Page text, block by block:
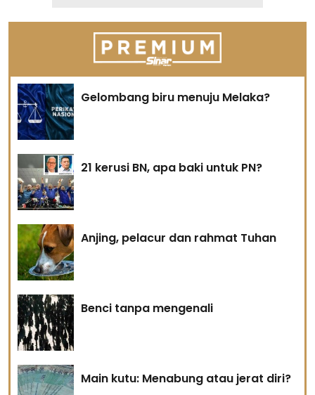
Gelombang biru menuju Melaka?
21 kerusi BN, apa baki untuk PN?
Anjing, pelacur dan rahmat Tuhan
Benci tanpa mengenali
Main kutu: Menabung atau jerat diri?